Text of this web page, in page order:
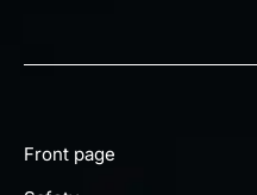
Front page